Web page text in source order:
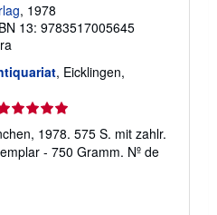
f
e
í
o
, 1978
13: 9783517005645
, Eicklingen,
del
1978. 575 S. mit zahlr.
- 750 Gramm. Nº de